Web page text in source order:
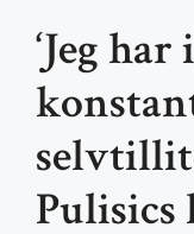
‘Jeg
Pulisics